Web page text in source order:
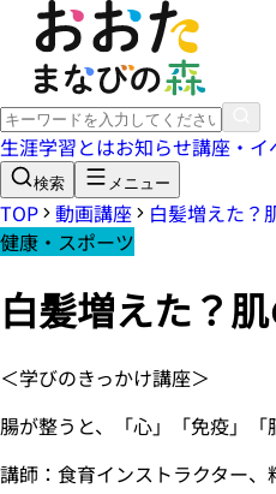
生涯学習とはお知らせ講座・イ
検索 メニュー
TOP 動画講座
白髪増えた？
健康・スポーツ
白髪増えた？
＜学びのきっかけ講座＞
腸が整うと、「心」「免疫」
講師：食育インストラクター